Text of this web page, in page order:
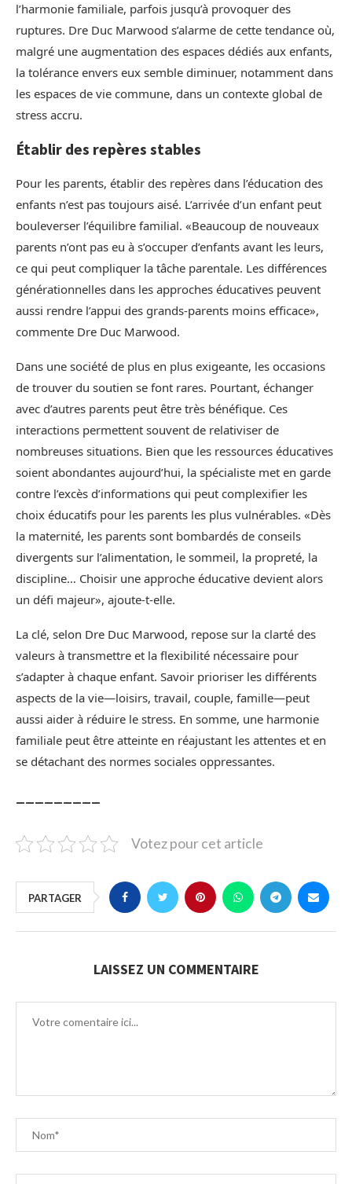
l’harmonie familiale, parfois jusqu’à provoquer des
ruptures. Dre Duc Marwood s’alarme de cette tendance où,
malgré une augmentation des espaces dédiés aux enfants,
la tolérance envers eux semble diminuer, notamment dans
les espaces de vie commune, dans un contexte global de
stress accru.
Établir des repères stables
Pour les parents, établir des repères dans l’éducation des
enfants n’est pas toujours aisé. L’arrivée d’un enfant peut
bouleverser l’équilibre familial. «Beaucoup de nouveaux
parents n’ont pas eu à s’occuper d’enfants avant les leurs,
ce qui peut compliquer la tâche parentale. Les différences
générationnelles dans les approches éducatives peuvent
aussi rendre l’appui des grands-parents moins efficace»,
commente Dre Duc Marwood.
Dans une société de plus en plus exigeante, les occasions
de trouver du soutien se font rares. Pourtant, échanger
avec d’autres parents peut être très bénéfique. Ces
interactions permettent souvent de relativiser de
nombreuses situations. Bien que les ressources éducatives
soient abondantes aujourd’hui, la spécialiste met en garde
contre l’excès d’informations qui peut complexifier les
choix éducatifs pour les parents les plus vulnérables. «Dès
la maternité, les parents sont bombardés de conseils
divergents sur l’alimentation, le sommeil, la propreté, la
discipline… Choisir une approche éducative devient alors
un défi majeur», ajoute-t-elle.
La clé, selon Dre Duc Marwood, repose sur la clarté des
valeurs à transmettre et la flexibilité nécessaire pour
s’adapter à chaque enfant. Savoir prioriser les différents
aspects de la vie—loisirs, travail, couple, famille—peut
aussi aider à réduire le stress. En somme, une harmonie
familiale peut être atteinte en réajustant les attentes et en
se détachant des normes sociales oppressantes.
Votez pour cet article
PARTAGER
LAISSEZ UN COMMENTAIRE